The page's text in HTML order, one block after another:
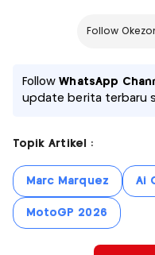
Follow
FollowWhatsApp
update berita terbaru
Topik Artikel :
Marc Marquez Ai
MotoGP 2026